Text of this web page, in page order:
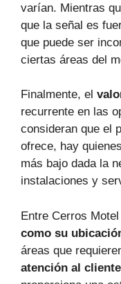
varían. Mientras
que la señal es
que puede ser
ciertas áreas del
Finalmente, el
recurrente en las
consideran que el
ofrece, hay
más bajo dada la
instalaciones y
Entre Cerros
como su
áreas que
atención al